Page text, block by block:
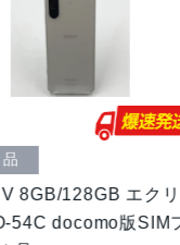
メラ
ラ 約
エクリュホ
版SIMフリ